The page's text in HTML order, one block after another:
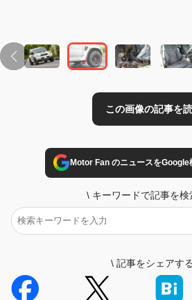
Motor Fan のニュースをGoogle
\ キーワードで記事を検
\ 記事をシェアする